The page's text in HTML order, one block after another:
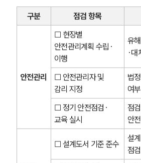
구분 점검 항목
안전관리
☐ 현장별
안전관리계획 수립·
이행
유
·대
☐ 안전관리자 및
감리 지정
법
여
☐ 정기 안전점검·
교육 실시
점
안
☐ 설계도서 기준 준수
설
점검